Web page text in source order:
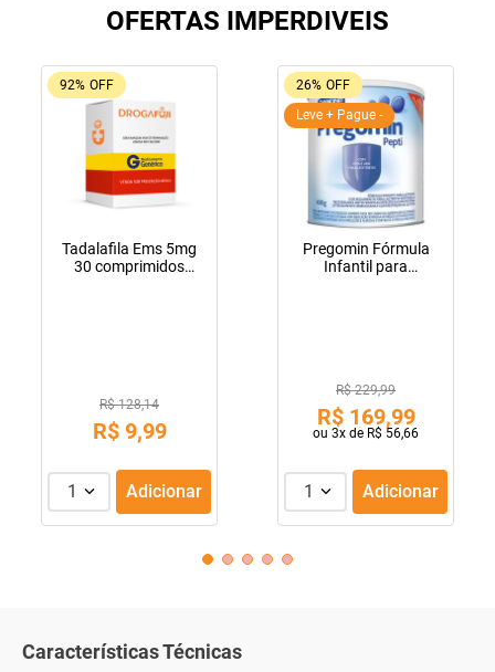
OFERTAS IMPERDIVEIS
92% OFF
Tadalafila Ems 5mg
30 comprimidos
R$ 128,14
R$ 9,99
1 Adicionar
26% OFF
Leve + Pague -
Pregomin Fórmula
Infantil para
R$ 229,99
R$ 169,99
ou 3x de R$ 56,66
1 Adicionar
Características Técnicas